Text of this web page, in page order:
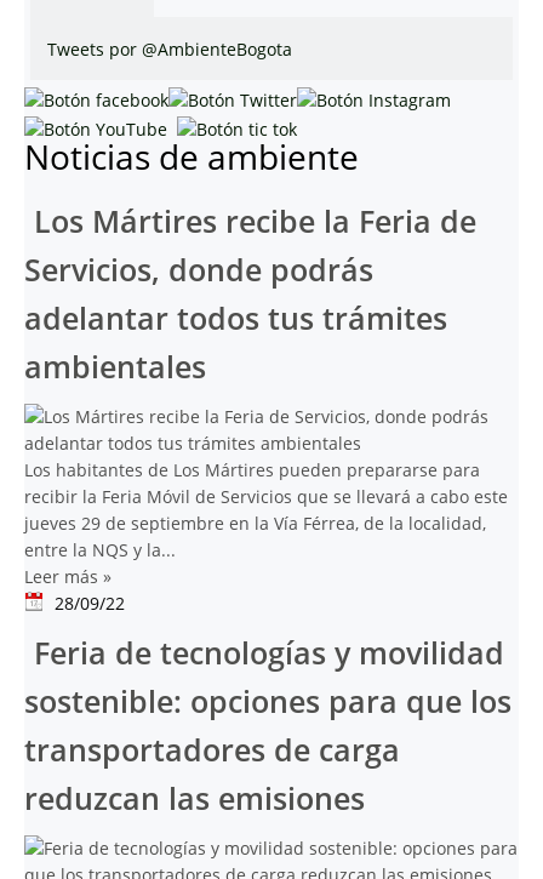
Tweets por @AmbienteBogota
Noticias de ambiente
Los Mártires recibe la Feria de
Servicios, donde podrás
adelantar todos tus trámites
ambientales
Los habitantes de Los Mártires pueden prepararse para
recibir la Feria Móvil de Servicios que se llevará a cabo este
jueves 29 de septiembre en la Vía Férrea, de la localidad,
entre la NQS y la...
Leer más »
28/09/22
Feria de tecnologías y movilidad
sostenible: opciones para que los
transportadores de carga
reduzcan las emisiones